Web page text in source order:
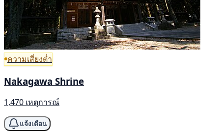
ความเสี่ยงต่ำ
Nakagawa Shrine
1,470 เหตุการณ์
แจ้งเตือน